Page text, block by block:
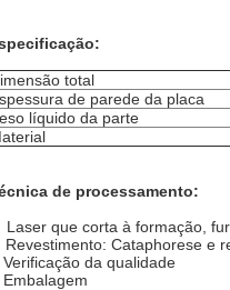
total
de parede da placa
líquido da parte
de processamento:
Laser que corta à formação,
Revestimento: Cataphorese e
Verificação da qualidade
Embalagem